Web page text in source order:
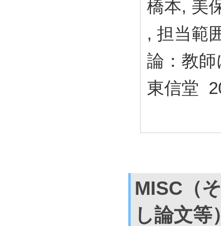
橋本, 美
, 担当範
論：教
東信堂
MISC（
し論文等